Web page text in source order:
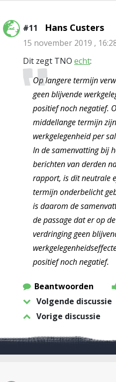
#11 Hans Custers
15 november 2019 ,
Dit zegt TNO echt:
Op langere termijn
geen blijvende
positief noch negatief.
middellange termijn
werkgelegenheid per
In de samenvatting bij
berichten van derden
rapport, is dit neutrale
termijn onderbelicht
is daarom de
de passage dat er op
verdringing geen
positief noch negatief.
Beantwoorden
Volgende discussie
Vorige discussie